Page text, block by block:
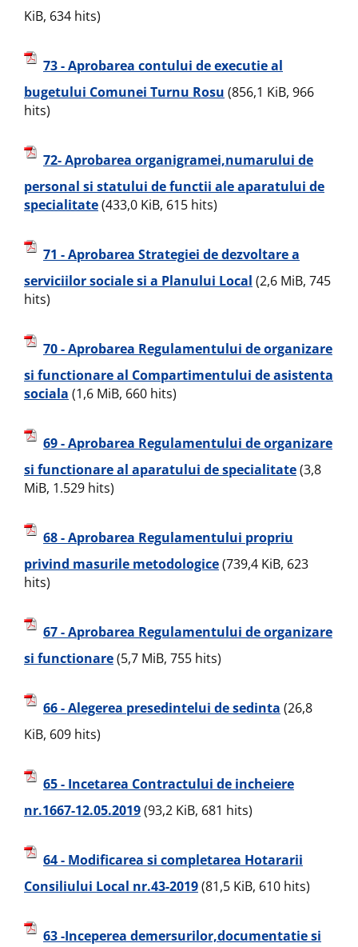
KiB, 634 hits)
73 - Aprobarea contului de executie al
bugetului Comunei Turnu Rosu (856,1 KiB, 966
hits)
72- Aprobarea organigramei,numarului de
personal si statului de functii ale aparatului de
specialitate(433,0 KiB, 615 hits)
71 - Aprobarea Strategiei de dezvoltare a
serviciilor sociale si a Planului Local (2,6 MiB, 745
hits)
70 - Aprobarea Regulamentului de organizare
si functionare al Compartimentului de asistenta
sociala (1,6 MiB, 660 hits)
69 - Aprobarea Regulamentului de organizare
si functionare al aparatului de specialitate(3,8
MiB, 1.529 hits)
68 - Aprobarea Regulamentului propriu
privind masurile metodologice(739,4 KiB, 623
hits)
67 - Aprobarea Regulamentului de organizare
si functionare(5,7 MiB, 755 hits)
66 - Alegerea presedintelui de sedinta (26,8
KiB, 609 hits)
65 - Incetarea Contractului de incheiere
nr.1667-12.05.2019(93,2 KiB, 681 hits)
64 - Modificarea si completarea Hotararii
Consiliului Local nr.43-2019(81,5 KiB, 610 hits)
63 -Inceperea demersurilor,documentatie si